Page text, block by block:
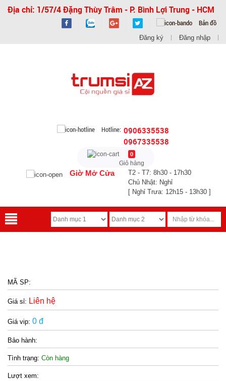
Địa chỉ: 1/57/4 Đặng Thùy Trâm - P. Bình Lợi Trung - HCM
Bản đồ
Đăng ký Đăng nhập
Hotline: 0906335538
0967335538
0
Giỏ hàng
Giờ Mở Cửa
T2 - T7: 8h30 - 17h30
Chủ Nhật: Nghỉ
[ Nghỉ Trưa: 12h15 - 13h30 ]
MÃ SP:
Giá sỉ: Liên hệ
Giá vip: 0 đ
Bảo hành:
Tình trạng: Còn hàng
Lượt xem: